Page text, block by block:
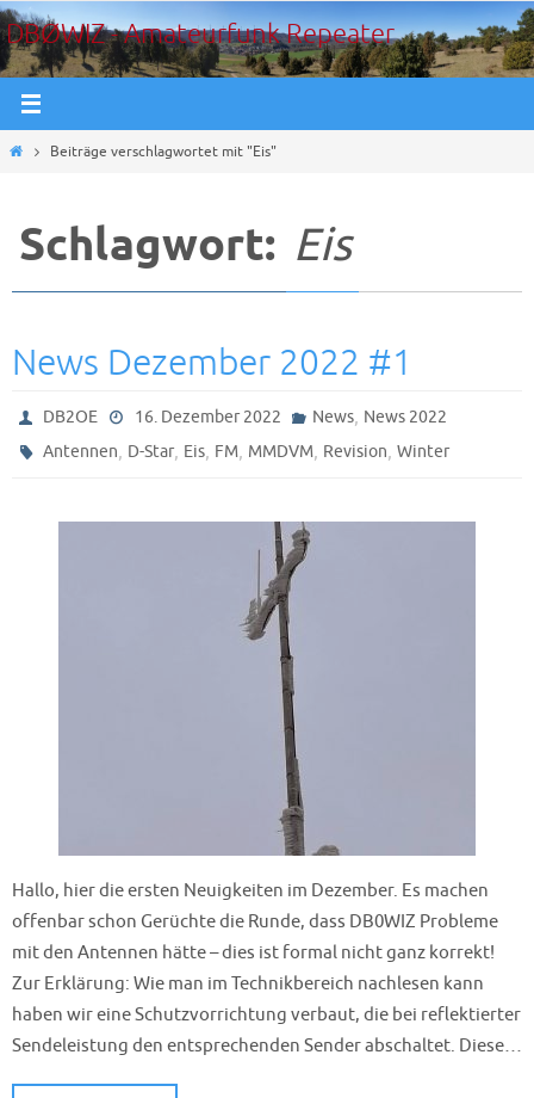
Zum
Inhalt
springen
DBØWIZ - Amateurfunk Repeater
StartBeiträge verschlagwortet mit "Eis"
Schlagwort: Eis
News Dezember 2022 #1
DB2OE 16. Dezember 2022 News, News 2022
Antennen, D-Star, Eis, FM, MMDVM, Revision,Winter
Hallo, hier die ersten Neuigkeiten im Dezember. Es machen
offenbar schon Gerüchte die Runde, dass DB0WIZ Probleme
mit den Antennen hätte – dies ist formal nicht ganz korrekt!
Zur Erklärung: Wie man im Technikbereich nachlesen kann
haben wir eine Schutzvorrichtung verbaut, die bei reflektierter
Sendeleistung den entsprechenden Sender abschaltet. Diese…